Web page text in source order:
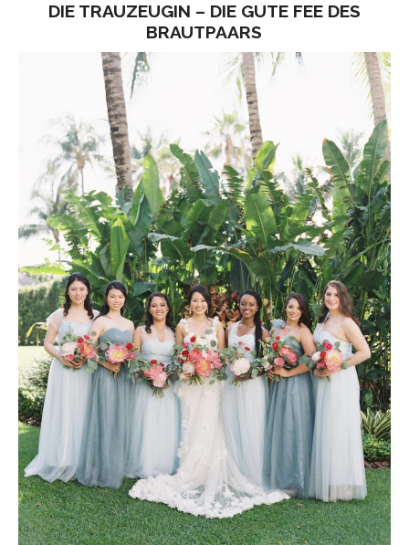
DIE TRAUZEUGIN – DIE GUTE FEE DES
BRAUTPAARS